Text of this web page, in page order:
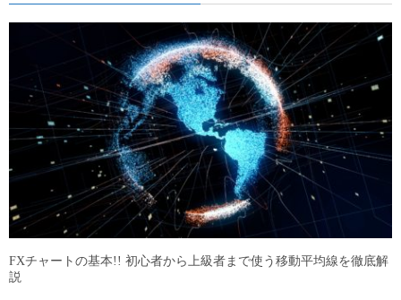
FXチャートの基本!! 初心者から上級者まで使う移動平均線を徹底解
説